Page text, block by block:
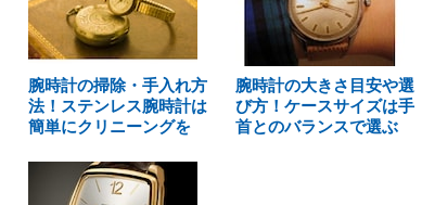
腕時計の掃除・手入れ方
法！ステンレス腕時計は
簡単にクリニーングを
腕時計の大きさ目安や選
び方！ケースサイズは手
首とのバランスで選ぶ